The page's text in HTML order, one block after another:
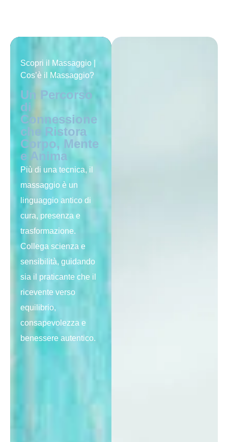
Scopri il Massaggio |
Cos’è il Massaggio?
Un Percorso
di
Connessione
che Ristora
Corpo, Mente
e Anima
Più di una tecnica, il
massaggio è un
linguaggio antico di
cura, presenza e
trasformazione.
Collega scienza e
sensibilità, guidando
sia il praticante che il
ricevente verso
equilibrio,
consapevolezza e
benessere autentico.